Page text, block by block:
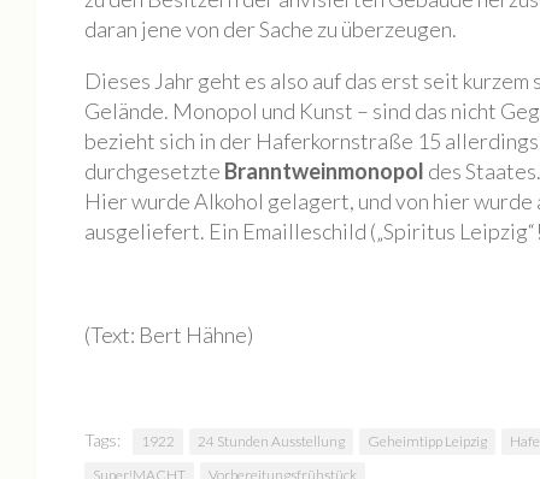
Open Monopol III
Open Monopol II
OPEN MONOPOL I
1. Monopol-Turnier Boule
Bildauswahl 2015
24-Stunden-Ausstellung
Bildauswahl 2014
Tag der Industriekultur ’14
daran jene von der Sache zu überzeugen.
Dieses Jahr geht es also auf das erst seit
Gelände. Monopol und Kunst – sind das nicht
bezieht sich in der Haferkornstraße 15
durchgesetzte Branntweinmonopol des
Hier wurde Alkohol gelagert, und von hier
ausgeliefert. Ein Emailleschild („Spiritus
(Text: Bert Hähne)
Tags: 1922 24 Stunden Ausstellung Geheimtipp Leipzig
Super!MACHT
Vorbereitungsfrühstück